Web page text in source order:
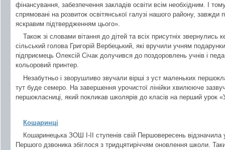
фінансування, забезпечення закладів освіти всім необхідним. І
спрямовані на розвиток освітянської галузі нашого району,
яскравим підтвердженням цього».
Також зі словами вітання до дітей та всіх присутніх
сільський голова Григорій Вербецький, які вручили учням
підприємець Олексій Січак долучився до поздоровлень учнів і
кольоровий принтер.
Незабутньо і зворушливо звучали вірші з уст маленьких
тут буде семеро. На завершення урочистої лінійки хвилююче
першокласниці, який покликав школярів до класів на перший урок
Кошаринці
Кошаринецька ЗОШ І-ІІ ступенів свій Першовересень
Першого дзвоника збіглося з тридцятиріччям оновлення школи.